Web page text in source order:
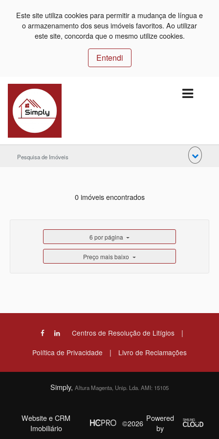
Este site utiliza cookies para permitir a mudança de língua e
o armazenamento dos seus imóveis favoritos. Ao utilizar
este site, concorda que o mesmo utilize cookies.
Entendi
Pesquisa de Imóveis
0 imóveis encontrados
6 por página
Preço mais baixo
Centros de Resolução de Litígios |
Política de Privacidade | Livro de Reclamações
Simply, Altura Magenta, Unip. Lda. AMI: 15105
Website e CRM
Imobiliário
©2026 Powered
by